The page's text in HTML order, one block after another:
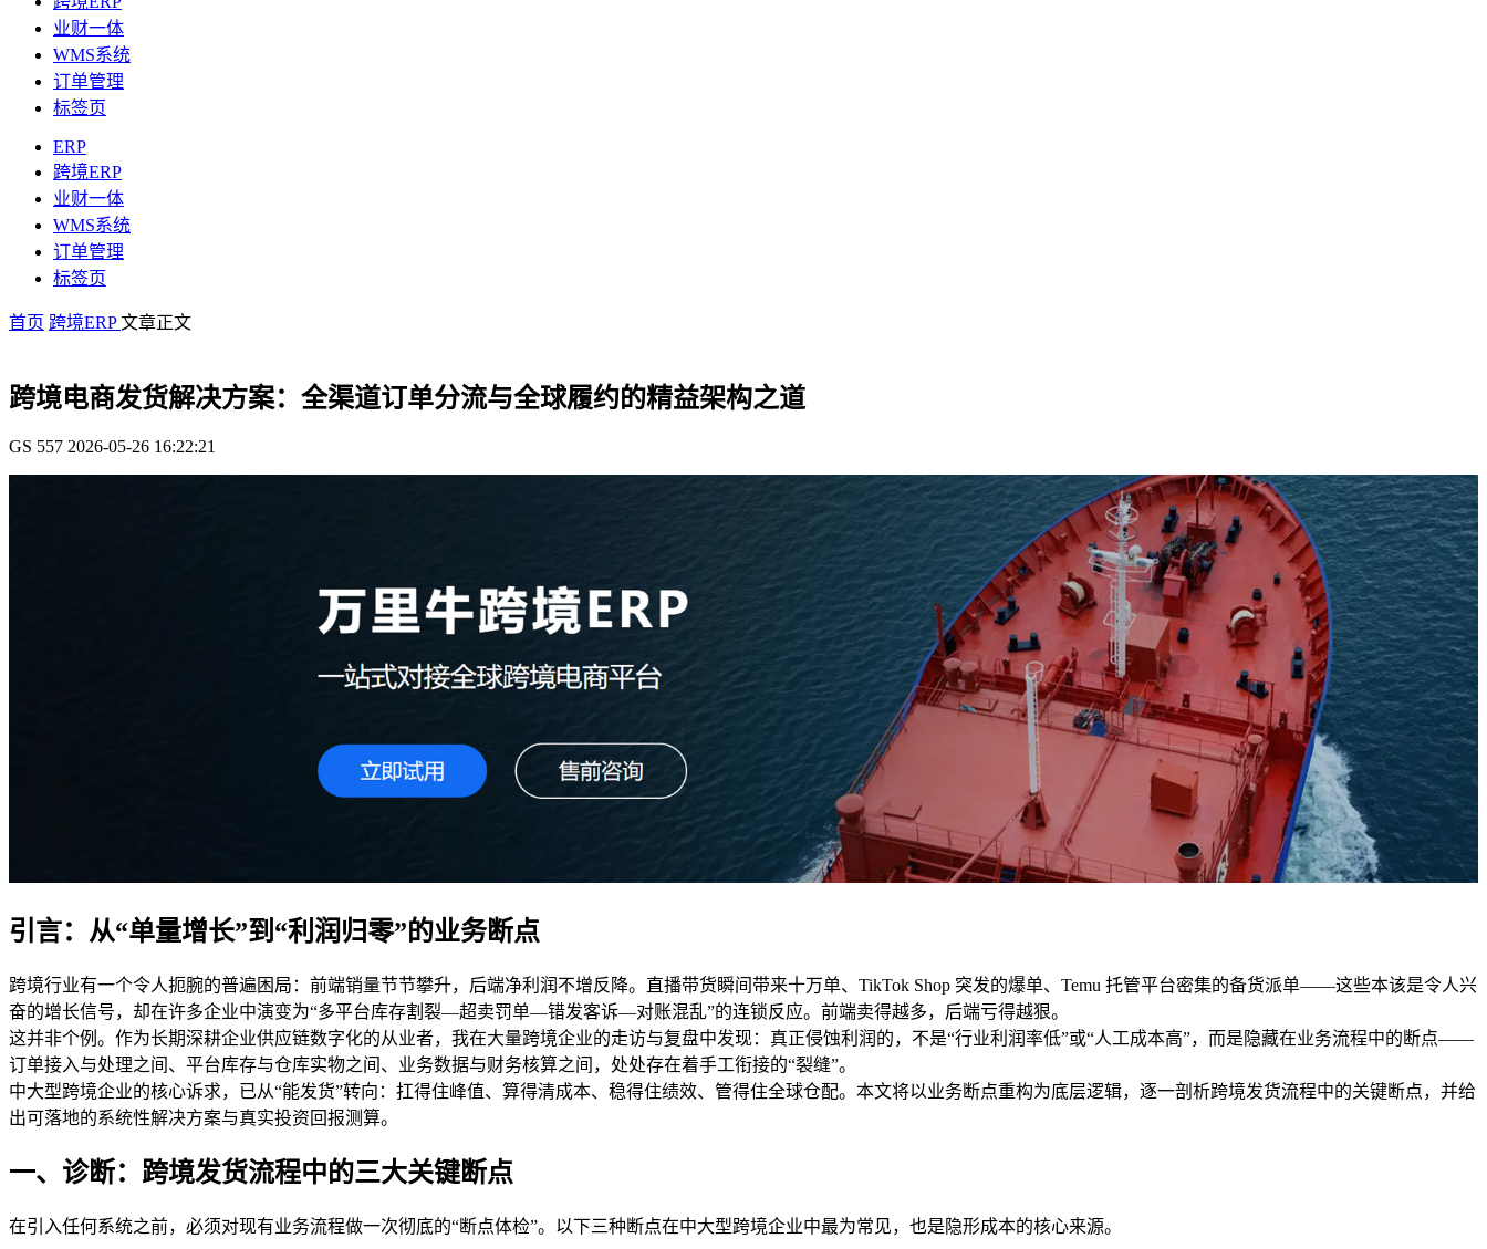
业财一体
WMS系统
订单管理
标签页
ERP
跨境ERP
业财一体
WMS系统
订单管理
标签页
首页 跨境ERP文章正文
跨境电商发货解决方案：全渠道订单分流与全球履约的精益架构之道
GS 557 2026-05-26 16:22:21
引言：从“单量增长”到“利润归零”的业务断点
跨境行业有一个令人扼腕的普遍困局：前端销量节节攀升，后端净利润不增反降。直播带货瞬间带来十万单、TikTok Shop 突发的爆单、Temu 托管平台密集的备货派单——这些本该是令人兴
奋的增长信号，却在许多企业中演变为“多平台库存割裂—超卖罚单—错发客诉—对账混乱”的连锁反应。前端卖得越多，后端亏得越狠。
这并非个例。作为长期深耕企业供应链数字化的从业者，我在大量跨境企业的走访与复盘中发现：真正侵蚀利润的，不是“行业利润率低”或“人工成本高”，而是隐藏在业务流程中的断点——
订单接入与处理之间、平台库存与仓库实物之间、业务数据与财务核算之间，处处存在着手工衔接的“裂缝”。
中大型跨境企业的核心诉求，已从“能发货”转向：扛得住峰值、算得清成本、稳得住绩效、管得住全球仓配。本文将以业务断点重构为底层逻辑，逐一剖析跨境发货流程中的关键断点，并给
出可落地的系统性解决方案与真实投资回报测算。
一、诊断：跨境发货流程中的三大关键断点
在引入任何系统之前，必须对现有业务流程做一次彻底的“断点体检”。以下三种断点在中大型跨境企业中最为常见，也是隐形成本的核心来源。